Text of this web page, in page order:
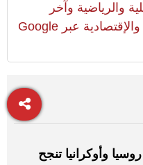
والرياضية وآخر
المستجدات السياسية والإقتصادية عبر Google
وأوكرانيا تنجح